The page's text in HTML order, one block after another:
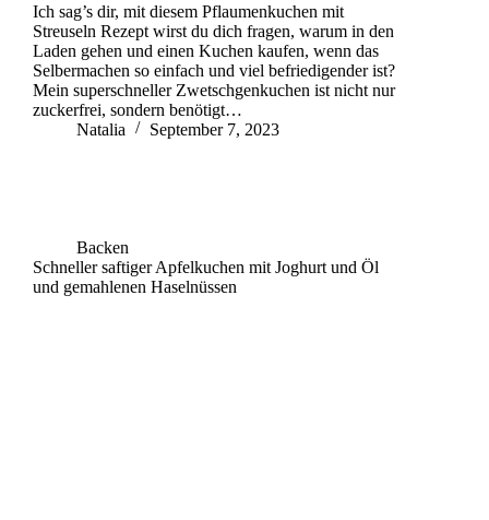
Ich sag’s dir, mit diesem Pflaumenkuchen mit
Streuseln Rezept wirst du dich fragen, warum in den
Laden gehen und einen Kuchen kaufen, wenn das
Selbermachen so einfach und viel befriedigender ist?
Mein superschneller Zwetschgenkuchen ist nicht nur
zuckerfrei, sondern benötigt…
Natalia
September 7, 2023
Backen
Schneller saftiger Apfelkuchen mit Joghurt und Öl
und gemahlenen Haselnüssen